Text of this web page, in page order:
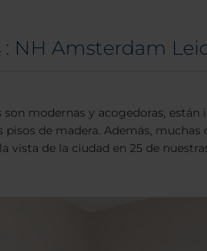
NH Amsterdam
son modernas y acogedoras,
de madera. Además,
vista de la ciudad en 25 de